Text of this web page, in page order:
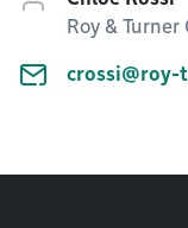
Roy &
crossi@roy-